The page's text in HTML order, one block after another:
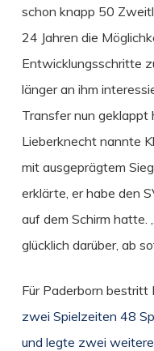
schon knapp 50
24 Jahren die
Entwicklungsschritte
länger an ihm
Transfer nun geklappt
Lieberknecht nannte
mit ausgeprägtem
erklärte, er habe den
auf dem Schirm hatte.
glücklich darüber, ab
Für Paderborn bestritt
zwei Spielzeiten 48
und legte zwei